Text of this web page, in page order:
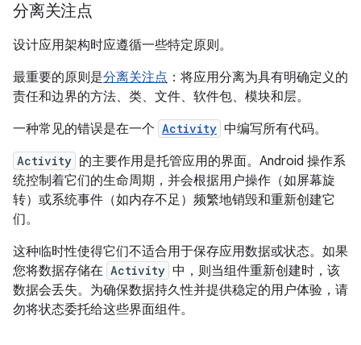
分离关注点
设计应用架构时应遵循一些特定原则。
最重要的原则是分离关注点 ：将应用分离为具有明确定义的
责任和边界的方法、类、文件、软件包、模块和层。
一种常见的错误是在一个 Activity 中编写所有代码。
Activity 的主要作用是托管应用的界面。Android 操作系
统控制着它们的生命周期，并会根据用户操作（如屏幕旋
转）或系统事件（如内存不足）频繁地销毁和重新创建它
们。
这种临时性使得它们不适合用于保存应用数据或状态。如果
您将数据存储在 Activity 中，则当组件重新创建时，该
数据会丢失。为确保数据持久性并提供稳定的用户体验，请
勿将状态委托给这些界面组件。